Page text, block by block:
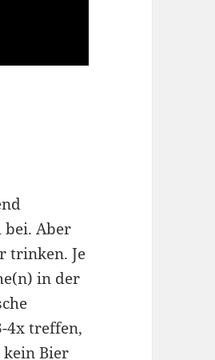
Aber
trinken. Je
in der
4x treffen,
kein Bier